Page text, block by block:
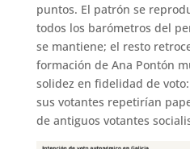
puntos. El patrón se
todos los barómetros del
se mantiene; el resto
formación de Ana Pontón
solidez en fidelidad de
sus votantes repetirían
de antiguos votantes